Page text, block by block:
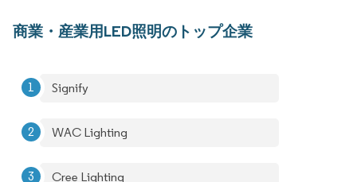
商業・産業用LED照明のトップ企業
Signify
WAC Lighting
Cree Lighting